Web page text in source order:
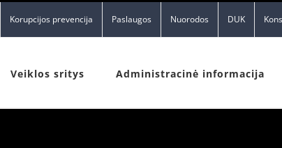
Korupcijos prevencija Paslaugos Nuorodos DUK
Veiklos sritys Administracinė informacija